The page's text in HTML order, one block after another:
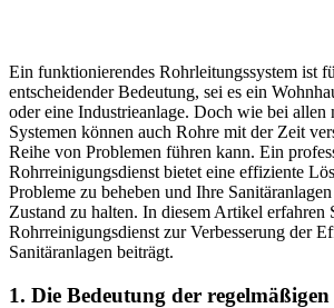
Ein funktionierendes Rohrleitungssystem ist
entscheidender Bedeutung, sei es ein
oder eine Industrieanlage. Doch wie bei allen
Systemen können auch Rohre mit der Zeit
Reihe von Problemen führen kann. Ein
Rohrreinigungsdienst bietet eine effiziente
Probleme zu beheben und Ihre
Zustand zu halten. In diesem Artikel erfahren
Rohrreinigungsdienst zur Verbesserung der
Sanitäranlagen beiträgt.
1. Die Bedeutung der